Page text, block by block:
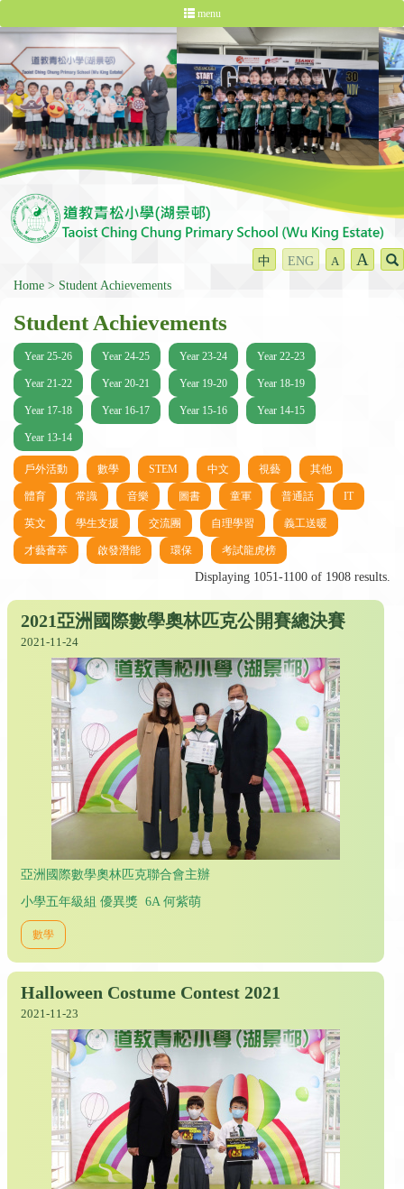
menu
中 ENG A A
Home Student Achievements
Student Achievements
Year 25-26 Year 24-25 Year 23-24 Year 22-23
Year 21-22 Year 20-21 Year 19-20 Year 18-19
Year 17-18 Year 16-17 Year 15-16 Year 14-15
Year 13-14
戶外活動 數學 STEM 中文 視藝 其他
體育 常識 音樂 圖書 童軍 普通話 IT
英文 學生支援 交流團 自理學習 義工送暖
才藝薈萃 啟發潛能 環保 考試龍虎榜
Displaying 1051-1100 of 1908 results.
2021亞洲國際數學奧林匹克公開賽總決賽
2021-11-24
亞洲國際數學奧林匹克聯合會主辦
小學五年級組 優異獎 6A 何紫萌
數學
Halloween Costume Contest 2021
2021-11-23